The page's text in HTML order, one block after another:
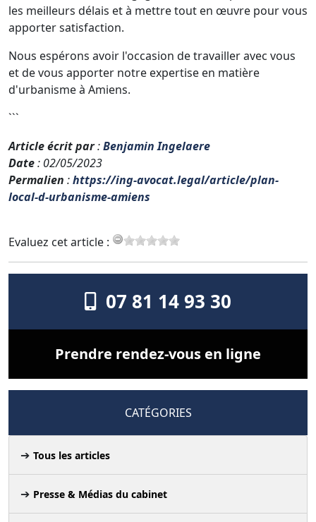
les meilleurs délais et à mettre tout en œuvre pour vous
apporter satisfaction.
Nous espérons avoir l'occasion de travailler avec vous
et de vous apporter notre expertise en matière
d'urbanisme à Amiens.
```
Article écrit par:Benjamin Ingelaere
Date: 02/05/2023
Permalien :https://ing-avocat.legal/article/plan-
local-d-urbanisme-amiens
Evaluez cet article :
07 81 14 93 30
Prendre rendez-vous en ligne
CATÉGORIES
Tous les articles
Presse & Médias du cabinet